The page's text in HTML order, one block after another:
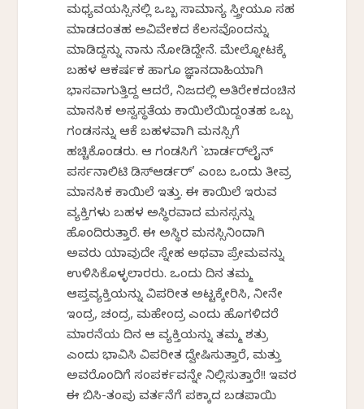
ಮಧ್ಯವಯಸ್ಸಿನಲ್ಲಿ ಒಬ್ಬ ಸಾಮಾನ್ಯ ಸ್ತ್ರೀಯೂ ಸಹ
ಮಾಡದಂತಹ ಅವಿವೇಕದ ಕೆಲಸವೊಂದನ್ನು
ಮಾಡಿದ್ದನ್ನು ನಾನು ನೋಡಿದ್ದೇನೆ. ಮೇಲ್ನೋಟಕ್ಕೆ
ಬಹಳ ಆಕರ್ಷಕ ಹಾಗೂ ಜ್ಞಾನದಾಹಿಯಾಗಿ
ಭಾಸವಾಗುತ್ತಿದ್ದ ಆದರೆ, ನಿಜದಲ್ಲಿ ಅತಿರೇಕದಂಚಿನ
ಮಾನಸಿಕ ಅಸ್ವಸ್ಥತೆಯ ಕಾಯಿಲೆಯಿದ್ದಂತಹ ಒಬ್ಬ
ಗಂಡಸನ್ನು ಆಕೆ ಬಹಳವಾಗಿ ಮನಸ್ಸಿಗೆ
ಹಚ್ಚಿಕೊಂಡರು. ಆ ಗಂಡಸಿಗೆ `ಬಾರ್ಡರ್‌ಲೈನ್
ಪರ್ಸನಾಲಿಟಿ ಡಿಸ್‌ಆರ್ಡರ್’ ಎಂಬ ಒಂದು ತೀವ್ರ
ಮಾನಸಿಕ ಕಾಯಿಲೆ ಇತ್ತು. ಈ ಕಾಯಿಲೆ ಇರುವ
ವ್ಯಕ್ತಿಗಳು ಬಹಳ ಅಸ್ಥಿರವಾದ ಮನಸ್ಸನ್ನು
ಹೊಂದಿರುತ್ತಾರೆ. ಈ ಅಸ್ಥಿರ ಮನಸ್ಸಿನಿಂದಾಗಿ
ಅವರು ಯಾವುದೇ ಸ್ನೇಹ ಅಥವಾ ಪ್ರೇಮವನ್ನು
ಉಳಿಸಿಕೊಳ್ಳಲಾರರು. ಒಂದು ದಿನ ತಮ್ಮ
ಆಪ್ತವ್ಯಕ್ತಿಯನ್ನು ವಿಪರೀತ ಅಟ್ಟಕ್ಕೇರಿಸಿ, ನೀನೇ
ಇಂದ್ರ, ಚಂದ್ರ, ಮಹೇಂದ್ರ ಎಂದು ಹೊಗಳಿದರೆ
ಮಾರನೆಯ ದಿನ ಆ ವ್ಯಕ್ತಿಯನ್ನು ತಮ್ಮ ಶತ್ರು
ಎಂದು ಭಾವಿಸಿ ವಿಪರೀತ ದ್ವೇಷಿಸುತ್ತಾರೆ, ಮತ್ತು
ಅವರೊಂದಿಗೆ ಸಂಪರ್ಕವನ್ನೇ ನಿಲ್ಲಿಸುತ್ತಾರೆ!! ಇವರ
ಈ ಬಿಸಿ-ತಂಪು ವರ್ತನೆಗೆ ಪಕ್ಕಾದ ಬಡಪಾಯಿ